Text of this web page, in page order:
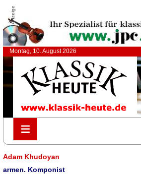
Anzeige
Montag, 10. August 2026
≡
≡
Adam Khudoyan
armen. Komponist